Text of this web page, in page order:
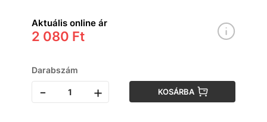
Aktuális online ár
2 080 Ft
Darabszám
- + KOSÁRBA